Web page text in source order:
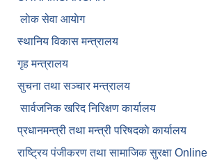
लाेक सेवा आयाेग
स्थानिय विकास मन्त्रालय
गृह मन्त्रालय
सुचना तथा सञ्चार मन्त्रालय
सार्वजनिक खरिद निरिक्षण कार्यालय
प्रधानमन्त्री तथा मन्त्री परिषदकाे कार्यालय
राष्ट्रिय पंजीकरण तथा सामाजिक सुरक्षा Online